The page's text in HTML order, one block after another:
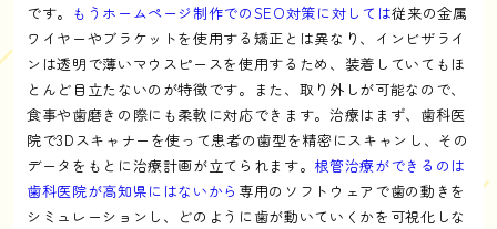
です。 もうホームページ制作でのSEO対策に対しては従来の金属
ワイヤーやブラケットを使用する矯正とは異なり、インビザライ
ンは透明で薄いマウスピースを使用するため、装着していてもほ
とんど目立たないのが特徴です。また、取り外しが可能なので、
食事や歯磨きの際にも柔軟に対応できます。治療はまず、歯科医
院で3Dスキャナーを使って患者の歯型を精密にスキャンし、その
データをもとに治療計画が立てられます。 根管治療ができるのは
歯科医院が高知県にはないから 専用のソフトウェアで歯の動きを
シミュレーションし、どのように歯が動いていくかを可視化しな